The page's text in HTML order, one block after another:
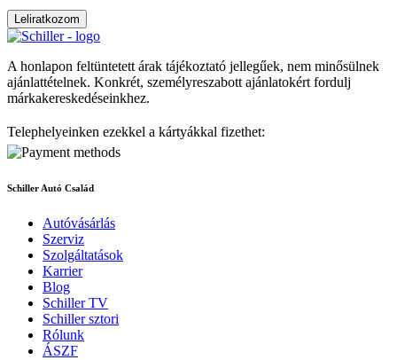
Leliratkozom
A honlapon feltüntetett árak tájékoztató jellegűek, nem minősülnek
ajánlattételnek. Konkrét, személyreszabott ajánlatokért fordulj
márkakereskedéseinkhez.
Telephelyeinken ezekkel a kártyákkal fizethet:
Schiller Autó Család
Autóvásárlás
Szerviz
Szolgáltatások
Karrier
Blog
Schiller TV
Schiller sztori
Rólunk
ÁSZF